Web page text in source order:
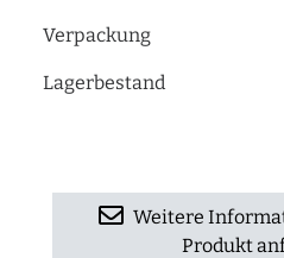
Verpackung
Lagerbestand
Weitere
Produkt